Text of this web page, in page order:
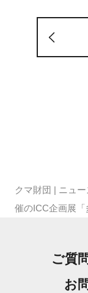
クマ財団 | ニュー
催のICC企画展「
ご質
お